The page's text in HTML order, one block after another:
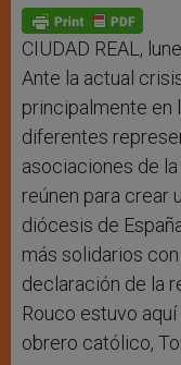
p
p
g
e
r
o
k
CIUDAD REAL,
Ante la actual
principalmente en
diferentes
asociaciones de
reúnen para crear
diócesis de
más solidarios
declaración de la
Rouco estuvo
obrero católico,